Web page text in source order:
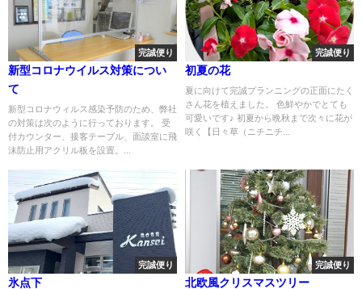
完誠便り
新型コロナウイルス対策につい
て
新型コロナウィルス感染予防のため、弊社
の対策は次のように行っております。 受
付カウンター、接客テーブル、面談室に飛
沫防止用アクリル板を設置。...
完誠便り
初夏の花
夏に向けて完誠プランニングの正面にたく
さん花を植えました。 色鮮やかでとても
可愛いです♪ 初夏から晩秋まで次々に花が
咲く【日々草（ニチニチ...
完誠便り
氷点下
完誠便り
北欧風クリスマスツリー